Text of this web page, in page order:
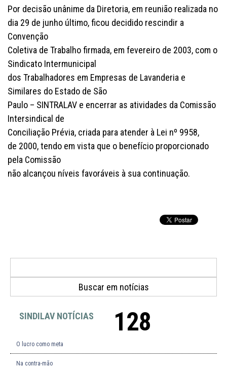
Por decisão unânime da Diretoria, em reunião realizada no
dia 29 de junho último, ficou decidido rescindir a
Convenção
Coletiva de Trabalho firmada, em fevereiro de 2003, com o
Sindicato Intermunicipal
dos Trabalhadores em Empresas de Lavanderia e
Similares do Estado de São
Paulo – SINTRALAV e encerrar as atividades da Comissão
Intersindical de
Conciliação Prévia, criada para atender à Lei nº 9958,
de 2000, tendo em vista que o benefício proporcionado
pela Comissão
não alcançou níveis favoráveis à sua continuação.
SINDILAV NOTÍCIAS 128
O lucro como meta
Na contra-mão